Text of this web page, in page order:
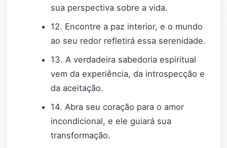
sua perspectiva sobre a vida.
12. Encontre a paz interior, e o mundo
ao seu redor refletirá essa serenidade.
13. A verdadeira sabedoria espiritual
vem da experiência, da introspecção e
da aceitação.
14. Abra seu coração para o amor
incondicional, e ele guiará sua
transformação.